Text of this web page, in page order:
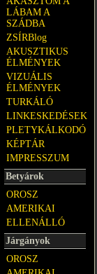
LÁBAM A
SZÁDBA
ZSÍRBlog
AKUSZTIKUS
ÉLMÉNYEK
VIZUÁLIS
ÉLMÉNYEK
TURKÁLÓ
LINKESKEDÉSEK
PLETYKÁLKODÓ
KÉPTÁR
IMPRESSZUM
Betyárok
OROSZ
AMERIKAI
ELLENÁLLÓ
Járgányok
OROSZ